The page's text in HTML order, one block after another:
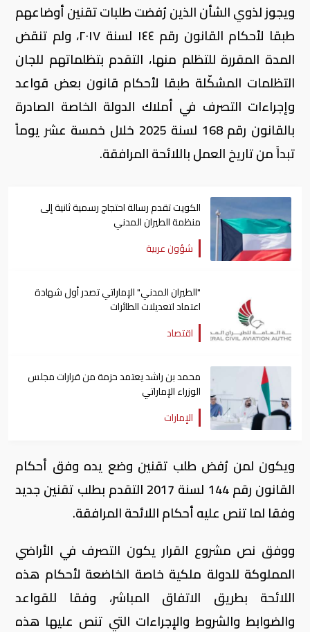
ويجوز لذوي الشأن الذين رُفضت طلبات تقنين أوضاعهم
طبقا لأحكام القانون رقم ١٤٤ لسنة ٢٠١٧، ولم تنقض
المدة المقررة للتظلم منها، التقدم بتظلماتهم للجان
التظلمات المشكّلة طبقا لأحكام قانون بعض قواعد
وإجراءات التصرف في أملاك الدولة الخاصة الصادرة
بالقانون رقم 168 لسنة 2025 خلال خمسة عشر يوماً
تبداً من تاريخ العمل باللائحة المرافقة.
الكويت تقدم رسالة احتجاج رسمية ثانية إلى
منظمة الطيران المدني
شؤون عربية
"الطيران المدني" الإماراتي تصدر أول شهادة
اعتماد لتعديلات الطائرات
اقتصاد
محمد بن راشد يعتمد حزمة من قرارات مجلس
الوزراء الإماراتي
الإمارات
ويكون لمن رُفض طلب تقنين وضع يده وفق أحكام
القانون رقم 144 لسنة 2017 التقدم بطلب تقنين جديد
وفقا لما تنص عليه أحكام اللائحة المرافقة.
ووفق نص مشروع القرار يكون التصرف في الأراضي
المملوكة للدولة ملكية خاصة الخاضعة لأحكام هذه
اللائحة بطريق الاتفاق المباشر، وفقا للقواعد
والضوابط والشروط والإجراءات التي تنص عليها هذه